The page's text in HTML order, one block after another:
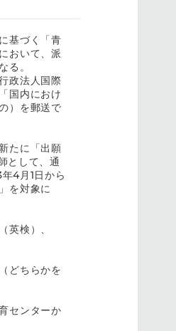
基づく「青
おいて、派
る。
政法人国際
国内におけ
）を郵送で
たに「出願
として、通
4月1日から
を対象に
英検）、
どちらかを
センターか